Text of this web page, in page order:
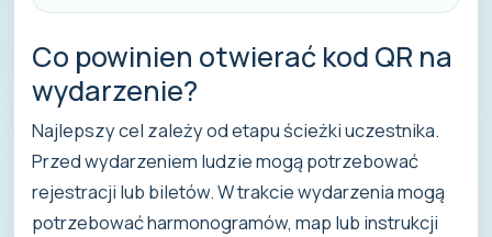
Co powinien otwierać kod QR na
wydarzenie?
Najlepszy cel zależy od etapu ścieżki uczestnika.
Przed wydarzeniem ludzie mogą potrzebować
rejestracji lub biletów. W trakcie wydarzenia mogą
potrzebować harmonogramów, map lub instrukcji